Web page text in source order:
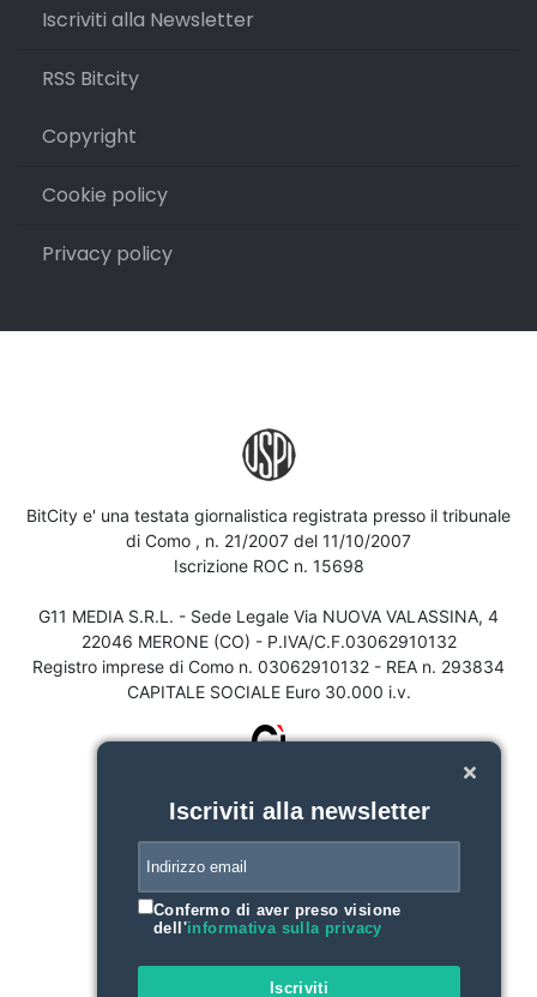
Iscriviti alla Newsletter
RSS Bitcity
Copyright
Cookie policy
Privacy policy
BitCity e' una testata giornalistica registrata presso il tribunale
di Como , n. 21/2007 del 11/10/2007
Iscrizione ROC n. 15698
G11 MEDIA S.R.L. - Sede Legale Via NUOVA VALASSINA, 4
22046 MERONE (CO) - P.IVA/C.F.03062910132
Registro imprese di Como n. 03062910132 - REA n. 293834
CAPITALE SOCIALE Euro 30.000 i.v.
Iscriviti alla newsletter
Confermo di aver preso visione
dell'informativa sulla privacy
Iscriviti